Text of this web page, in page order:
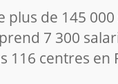
plus de 145
7 300
116 centres en